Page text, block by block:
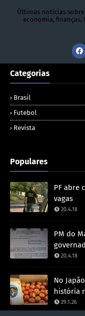
Últimas notícias
economia,
Categorias
Brasil
Futebol
Revista
Populares
PF abre
vagas
20.4.18
PM do
20.4.18
No
história
29.1.26